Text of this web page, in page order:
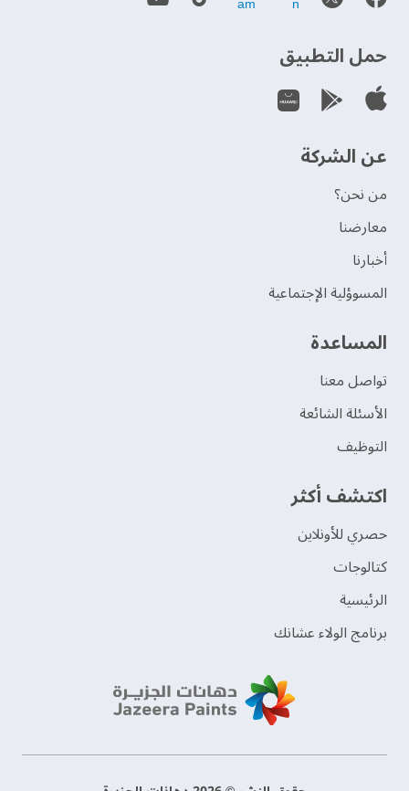
حمل التطبيق
عن الشركة
من نحن؟
‫معارضنا‬
‫أخبارنا‬
المسوؤلية الإجتماعية
‫المساعدة‬
تواصل معنا
الأسئلة الشائعة
التوظيف
اكتشف أكثر
حصري للأونلاين
‫كتالوجات‬
الرئيسية
برنامج الولاء عشانك